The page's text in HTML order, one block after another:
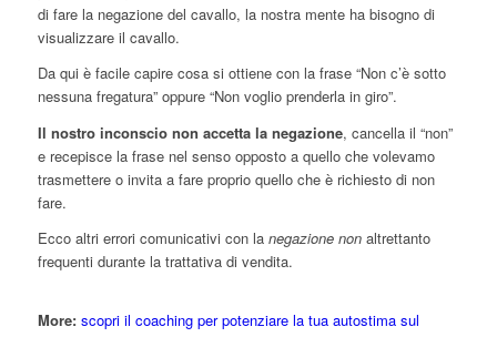
di fare la negazione del cavallo, la nostra mente ha bisogno di
visualizzare il cavallo.
Da qui è facile capire cosa si ottiene con la frase “Non c’è sotto
nessuna fregatura” oppure “Non voglio prenderla in giro”.
Il nostro inconscio non accetta la negazione, cancella il “non”
e recepisce la frase nel senso opposto a quello che volevamo
trasmettere o invita a fare proprio quello che è richiesto di non
fare.
Ecco altri errori comunicativi con la negazione nonaltrettanto
frequenti durante la trattativa di vendita.
More:scopri il coaching per potenziare la tua autostima sul